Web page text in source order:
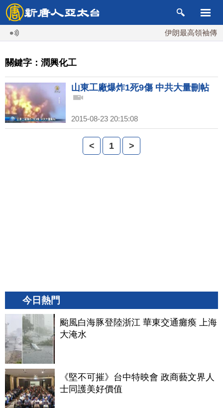
伊朗最高領袖傳
關鍵字：潤興化工
山東工廠爆炸1死9傷 中共大量刪帖
2015-08-23 20:15:08
< 1 >
今日熱門
颱風白海豚登陸浙江 華東交通癱瘓 上海
大淹水
《堅不可摧》台中特映會 政商藝文界人
士同護美好價值